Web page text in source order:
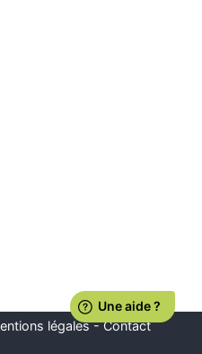
légales-Contact